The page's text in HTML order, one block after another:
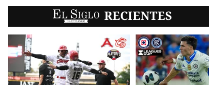
EL SIGLO RECIENTES